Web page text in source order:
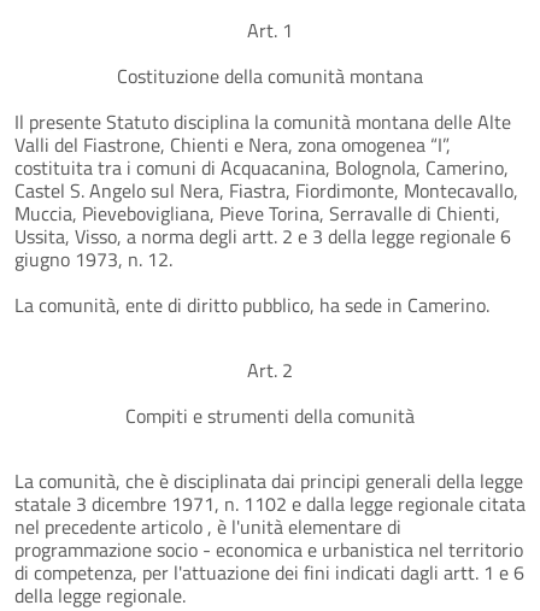
Art. 1
Costituzione della comunità montana
Il presente Statuto disciplina la comunità montana delle Alte
Valli del Fiastrone, Chienti e Nera, zona omogenea “I”,
costituita tra i comuni di Acquacanina, Bolognola, Camerino,
Castel S. Angelo sul Nera, Fiastra, Fiordimonte, Montecavallo,
Muccia, Pievebovigliana, Pieve Torina, Serravalle di Chienti,
Ussita, Visso, a norma degli artt. 2 e 3 della legge regionale 6
giugno 1973, n. 12.
La comunità, ente di diritto pubblico, ha sede in Camerino.
Art. 2
Compiti e strumenti della comunità
La comunità, che è disciplinata dai principi generali della legge
statale 3 dicembre 1971, n. 1102 e dalla legge regionale citata
nel precedente articolo , è l'unità elementare di
programmazione socio - economica e urbanistica nel territorio
di competenza, per l'attuazione dei fini indicati dagli artt. 1 e 6
della legge regionale.